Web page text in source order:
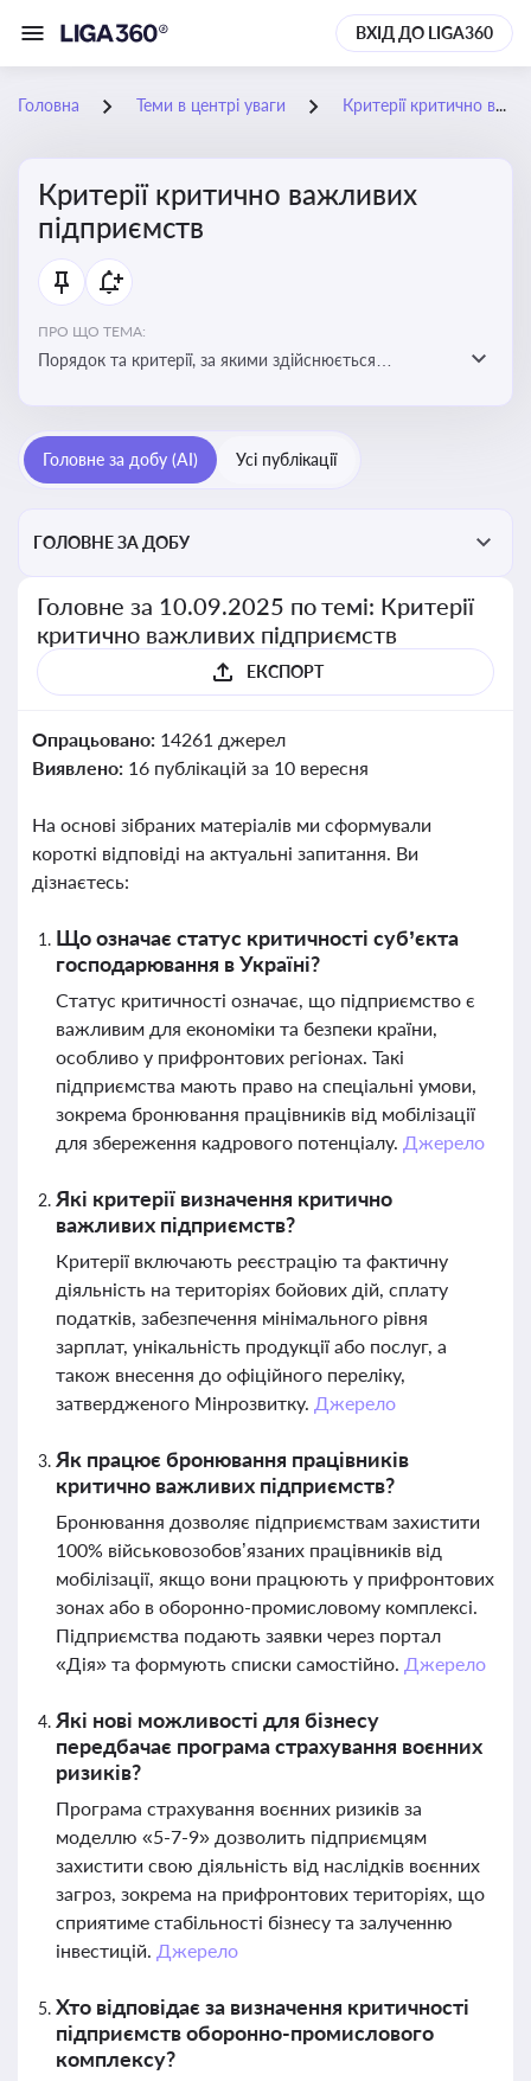
ВХІД ДО LIGA360
Головна Теми в центрі уваги Критерії критично важливих підприємств
Критерії критично важливих
підприємств
ПРО ЩО ТЕМА:
Порядок та критерії, за якими здійснюється
Головне за добу (AI) Усі публікації
ГОЛОВНЕ ЗА ДОБУ
Головне за 10.09.2025 по темі: Критерії
критично важливих підприємств
ЕКСПОРТ
Опрацьовано: 14261 джерел
Виявлено: 16 публікацій за 10 вересня
На основі зібраних матеріалів ми сформували
короткі відповіді на актуальні запитання. Ви
дізнаєтесь:
Що означає статус критичності суб’єкта
господарювання в Україні?
Статус критичності означає, що підприємство є
важливим для економіки та безпеки країни,
особливо у прифронтових регіонах. Такі
підприємства мають право на спеціальні умови,
зокрема бронювання працівників від мобілізації
для збереження кадрового потенціалу. Джерело
Які критерії визначення критично
важливих підприємств?
Критерії включають реєстрацію та фактичну
діяльність на територіях бойових дій, сплату
податків, забезпечення мінімального рівня
зарплат, унікальність продукції або послуг, а
також внесення до офіційного переліку,
затвердженого Мінрозвитку. Джерело
Як працює бронювання працівників
критично важливих підприємств?
Бронювання дозволяє підприємствам захистити
100% військовозобов’язаних працівників від
мобілізації, якщо вони працюють у прифронтових
зонах або в оборонно-промисловому комплексі.
Підприємства подають заявки через портал
«Дія» та формують списки самостійно. Джерело
Які нові можливості для бізнесу
передбачає програма страхування воєнних
ризиків?
Програма страхування воєнних ризиків за
моделлю «5-7-9» дозволить підприємцям
захистити свою діяльність від наслідків воєнних
загроз, зокрема на прифронтових територіях, що
сприятиме стабільності бізнесу та залученню
інвестицій. Джерело
Хто відповідає за визначення критичності
підприємств оборонно-промислового
комплексу?